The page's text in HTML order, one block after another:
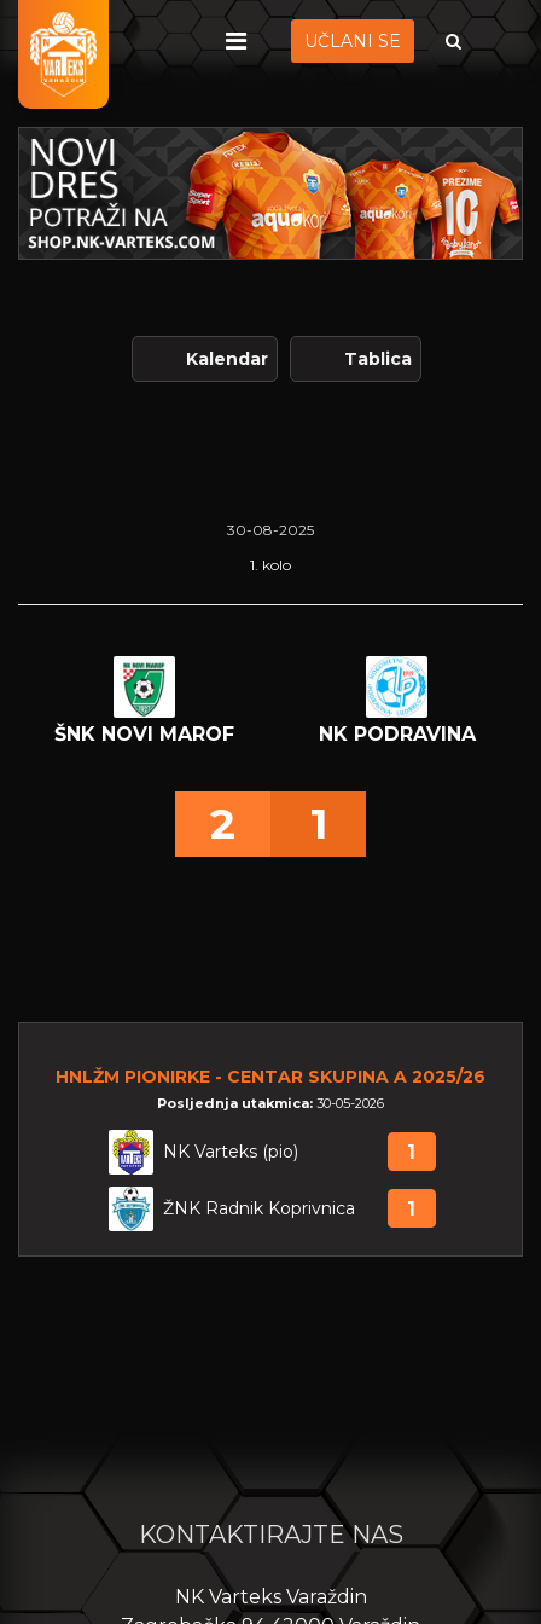
UČLANI SE
Kalendar Tablica
30-08-2025
1. kolo
ŠNK NOVI MAROF NK PODRAVINA
2 1
HNLŽM PIONIRKE - CENTAR SKUPINA A 2025/26
Posljednja utakmica: 30-05-2026
NK Varteks (pio) 1
ŽNK Radnik Koprivnica 1
KONTAKTIRAJTE NAS
NK Varteks Varaždin